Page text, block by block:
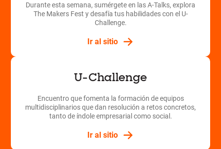
Durante esta semana, sumérgete en las A-Talks, explora
The Makers Fest y desafía tus habilidades con el U-
Challenge.
Ir al sitio
U-Challenge
Encuentro que fomenta la formación de equipos
multidisciplinarios que dan resolución a retos concretos,
tanto de índole empresarial como social.
Ir al sitio